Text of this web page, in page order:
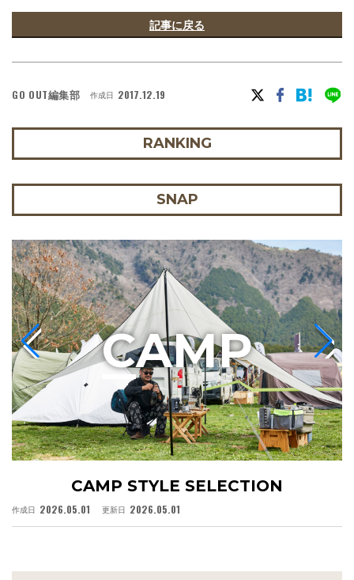
記事に戻る
GO OUT編集部 作成日 2017.12.19
RANKING
SNAP
CAMP STYLE SELECTION
作成日 2026.05.01 更新日 2026.05.01
CAMP